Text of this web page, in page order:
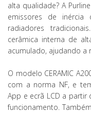
alta qualidade? A
emissores de inércia
radiadores
cerâmica interna de
acumulado, ajudando a
O modelo CERAMIC
com a norma NF, e
App e ecrã LCD a
funcionamento.